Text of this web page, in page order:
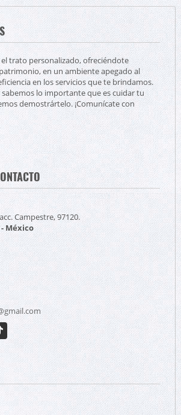
trato personalizado, ofreciéndote
en un ambiente apegado al
en los servicios que te brindamos.
sabemos lo importante que es cuidar tu
demostrártelo. ¡Comunícate con
Campestre, 97120.
México